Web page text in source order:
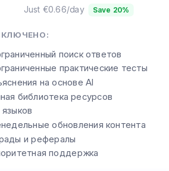
Just €0.66/day Save 20%
поиск ответов
практические тесты
на основе AI
библиотека ресурсов
обновления контента
и рефералы
поддержка